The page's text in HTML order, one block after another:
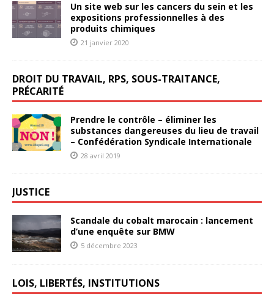
Un site web sur les cancers du sein et les
expositions professionnelles à des
produits chimiques
21 janvier 2020
DROIT DU TRAVAIL, RPS, SOUS-TRAITANCE,
PRÉCARITÉ
Prendre le contrôle – éliminer les
substances dangereuses du lieu de travail
– Confédération Syndicale Internationale
28 avril 2019
JUSTICE
Scandale du cobalt marocain : lancement
d’une enquête sur BMW
5 décembre 2023
LOIS, LIBERTÉS, INSTITUTIONS